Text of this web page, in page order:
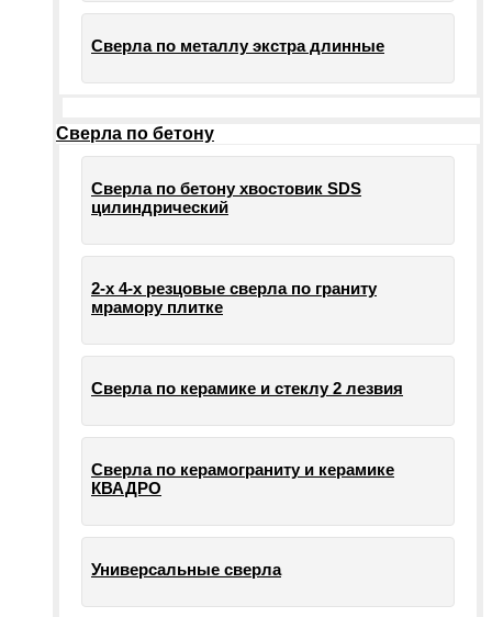
Сверла по металлу экстра длинные
Сверла по бетону
Сверла по бетону хвостовик SDS
цилиндрический
2-х 4-х резцовые сверла по граниту
мрамору плитке
Сверла по керамике и стеклу 2 лезвия
Сверла по керамограниту и керамике
КВАДРО
Универсальные сверла